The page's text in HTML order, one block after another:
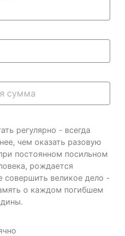
регулярно - всегда
чем оказать разовую
постоянном посильном
рождается
совершить великое дело -
о каждом погибшем